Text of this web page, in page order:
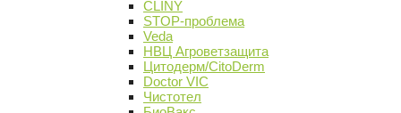
CLINY
STOP-проблема
Veda
НВЦ Агроветзащита
Цитодерм/CitoDerm
Doctor VIC
Чистотел